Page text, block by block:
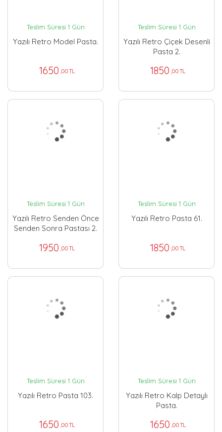
Teslim Süresi 1 Gün
Yazılı Retro Model Pasta.
1650 ,00 TL
Teslim Süresi 1 Gün
Yazılı Retro Çiçek Desenli
Pasta 2.
1850 ,00 TL
Teslim Süresi 1 Gün
Yazılı Retro Senden Önce
Senden Sonra Pastası 2.
1950 ,00 TL
Teslim Süresi 1 Gün
Yazılı Retro Pasta 61.
1850 ,00 TL
Teslim Süresi 1 Gün
Yazılı Retro Pasta 103.
1650 ,00 TL
Teslim Süresi 1 Gün
Yazılı Retro Kalp Detaylı
Pasta.
1650 ,00 TL